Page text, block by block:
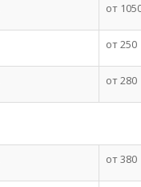
от
от 250
от 280
от 380